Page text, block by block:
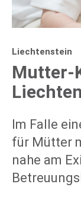
Liechtenstein
Mutter-
Im Falle
für Mütter
nahe am